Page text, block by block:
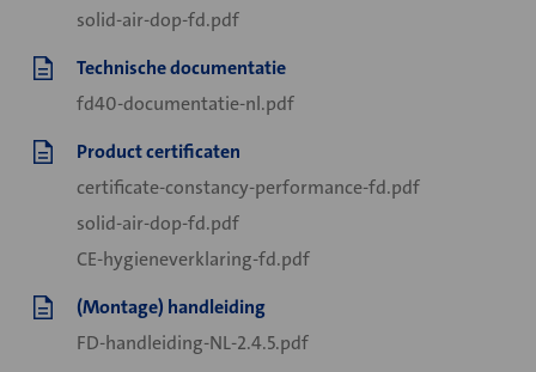
solid-air-dop-fd.pdf
Technische documentatie
fd40-documentatie-nl.pdf
Product certificaten
certificate-constancy-performance-fd.pdf
solid-air-dop-fd.pdf
CE-hygieneverklaring-fd.pdf
(Montage) handleiding
FD-handleiding-NL-2.4.5.pdf